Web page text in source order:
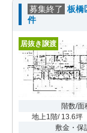
募集終了 板橋
件
居抜き譲渡
階数/面
地上1階/ 13.6坪
敷金・保